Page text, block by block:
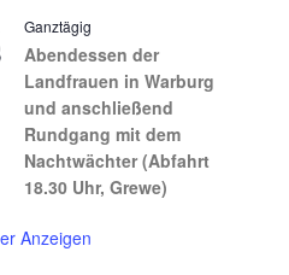
Ganztägig
Abendessen der
Landfrauen in Warburg
und anschließend
Rundgang mit dem
Nachtwächter (Abfahrt
18.30 Uhr, Grewe)
Anzeigen